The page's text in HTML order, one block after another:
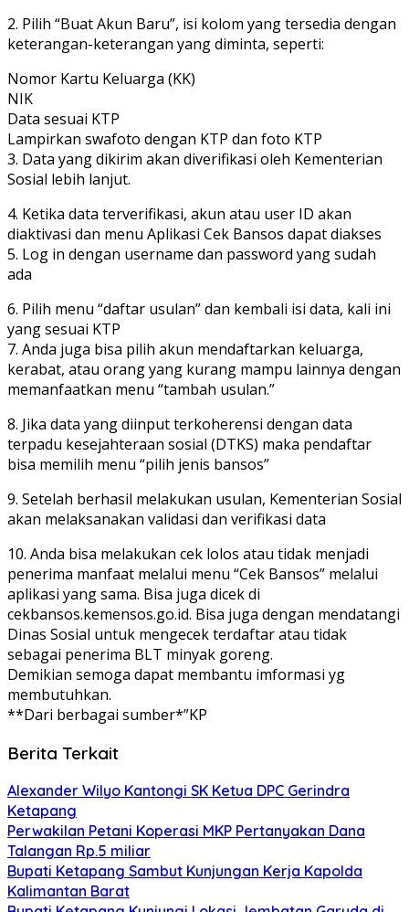
2. Pilih “Buat Akun Baru”, isi kolom yang tersedia dengan
keterangan-keterangan yang diminta, seperti:
Nomor Kartu Keluarga (KK)
NIK
Data sesuai KTP
Lampirkan swafoto dengan KTP dan foto KTP
3. Data yang dikirim akan diverifikasi oleh Kementerian
Sosial lebih lanjut.
4. Ketika data terverifikasi, akun atau user ID akan
diaktivasi dan menu Aplikasi Cek Bansos dapat diakses
5. Log in dengan username dan password yang sudah
ada
6. Pilih menu “daftar usulan” dan kembali isi data, kali ini
yang sesuai KTP
7. Anda juga bisa pilih akun mendaftarkan keluarga,
kerabat, atau orang yang kurang mampu lainnya dengan
memanfaatkan menu “tambah usulan.”
8. Jika data yang diinput terkoherensi dengan data
terpadu kesejahteraan sosial (DTKS) maka pendaftar
bisa memilih menu “pilih jenis bansos”
9. Setelah berhasil melakukan usulan, Kementerian Sosial
akan melaksanakan validasi dan verifikasi data
10. Anda bisa melakukan cek lolos atau tidak menjadi
penerima manfaat melalui menu “Cek Bansos” melalui
aplikasi yang sama. Bisa juga dicek di
cekbansos.kemensos.go.id. Bisa juga dengan mendatangi
Dinas Sosial untuk mengecek terdaftar atau tidak
sebagai penerima BLT minyak goreng.
Demikian semoga dapat membantu imformasi yg
membutuhkan.
**Dari berbagai sumber*”KP
Berita Terkait
Alexander Wilyo Kantongi SK Ketua DPC Gerindra
Ketapang
Perwakilan Petani Koperasi MKP Pertanyakan Dana
Talangan Rp.5 miliar
Bupati Ketapang Sambut Kunjungan Kerja Kapolda
Kalimantan Barat